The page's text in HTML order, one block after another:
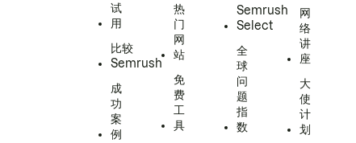
试
用
比较
Semrush
成
功
案
例
热
门
网
站
免
费
工
具
Semrush
Select
全
球
问
题
指
数
网
络
讲
座
大
使
计
划